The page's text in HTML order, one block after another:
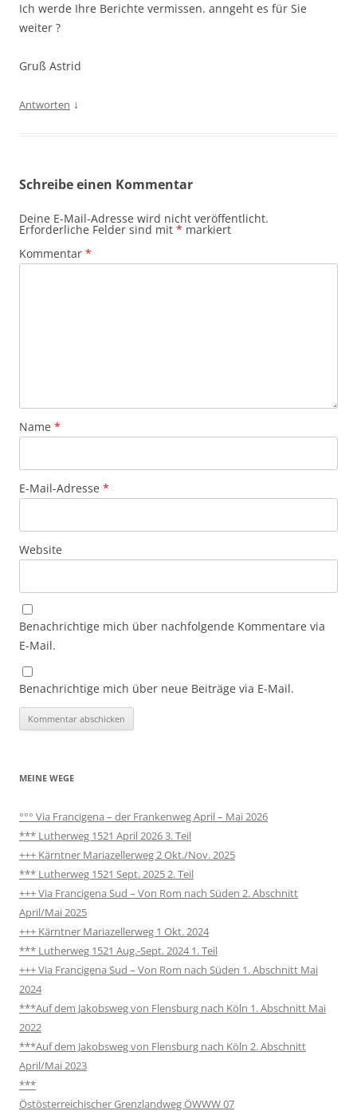
Ich werde Ihre Berichte vermissen. anngeht es für Sie
weiter ?
Gruß Astrid
Antworten ↓
Schreibe einen Kommentar
Deine E-Mail-Adresse wird nicht veröffentlicht.
Erforderliche Felder sind mit * markiert
Kommentar *
Name *
E-Mail-Adresse *
Website
Benachrichtige mich über nachfolgende Kommentare via
E-Mail.
Benachrichtige mich über neue Beiträge via E-Mail.
MEINE WEGE
°°° Via Francigena – der Frankenweg April – Mai 2026
*** Lutherweg 1521 April 2026 3. Teil
+++ Kärntner Mariazellerweg 2 Okt./Nov. 2025
*** Lutherweg 1521 Sept. 2025 2. Teil
+++ Via Francigena Sud – Von Rom nach Süden 2. Abschnitt
April/Mai 2025
+++ Kärntner Mariazellerweg 1 Okt. 2024
*** Lutherweg 1521 Aug.-Sept. 2024 1. Teil
+++ Via Francigena Sud – Von Rom nach Süden 1. Abschnitt Mai
2024
***Auf dem Jakobsweg von Flensburg nach Köln 1. Abschnitt Mai
2022
***Auf dem Jakobsweg von Flensburg nach Köln 2. Abschnitt
April/Mai 2023
***
Östösterreichischer Grenzlandweg ÖWWW 07